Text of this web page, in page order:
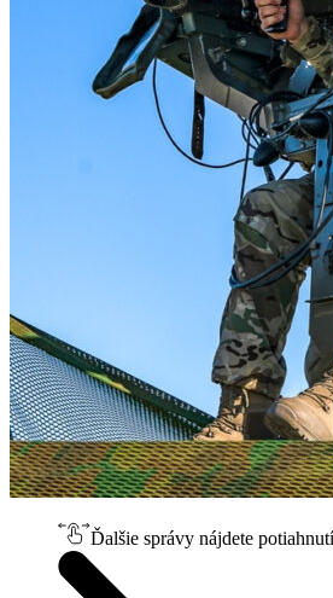
Ďalšie správy nájdete